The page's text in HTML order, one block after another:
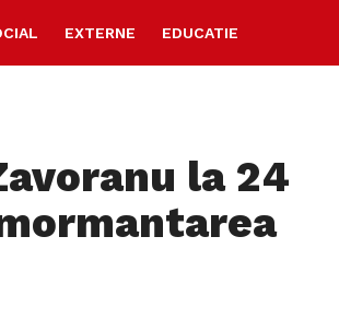
EXTERNE EDUCATIE
la 24